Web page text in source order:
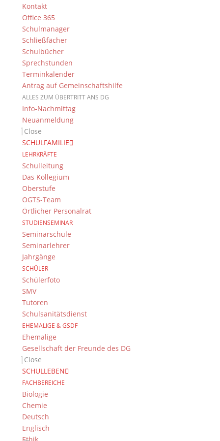
Kontakt
Office 365
Schulmanager
Schließfächer
Schulbücher
Sprechstunden
Terminkalender
Antrag auf Gemeinschaftshilfe
ALLES ZUM ÜBERTRITT ANS DG
Info-Nachmittag
Neuanmeldung
Close
SCHULFAMILIE
LEHRKRÄFTE
Schulleitung
Das Kollegium
Oberstufe
OGTS-Team
Örtlicher Personalrat
STUDIENSEMINAR
Seminarschule
Seminarlehrer
Jahrgänge
SCHÜLER
Schülerfoto
SMV
Tutoren
Schulsanitätsdienst
EHEMALIGE & GSDF
Ehemalige
Gesellschaft der Freunde des DG
Close
SCHULLEBEN
FACHBEREICHE
Biologie
Chemie
Deutsch
Englisch
hoffen, dass etwas Passendes dabei ist!
Hier geht es zu den
Mit den besten Wünschen für schöne Sommertage
M. Schuster
(Für die Fachschaft Deutsch)
Suche
Newsarchiv
Newsarchiv
Das DG
Dientzenhofer-Gymnasium Bamberg
Feldkirchenstr. 20-22
96052 Bamberg
Tel.: +49 (0) 951 93 23 90
Fax.: +49 (0) 951 93 23 92 0
E-Mail:dg@stadt.bamberg.de
Kontakt & Ansprechpartner
Senden Sie uns Ihre Nachricht.
Impressum & Datenschutz
Impressum
Datenschutzerklärung
Kontakt